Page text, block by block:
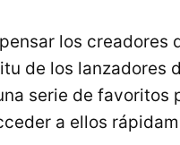
los creadores
de los lanzadores
serie de favoritos
a ellos